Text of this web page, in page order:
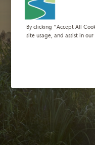
By clicking “Accept All
site usage, and assist in